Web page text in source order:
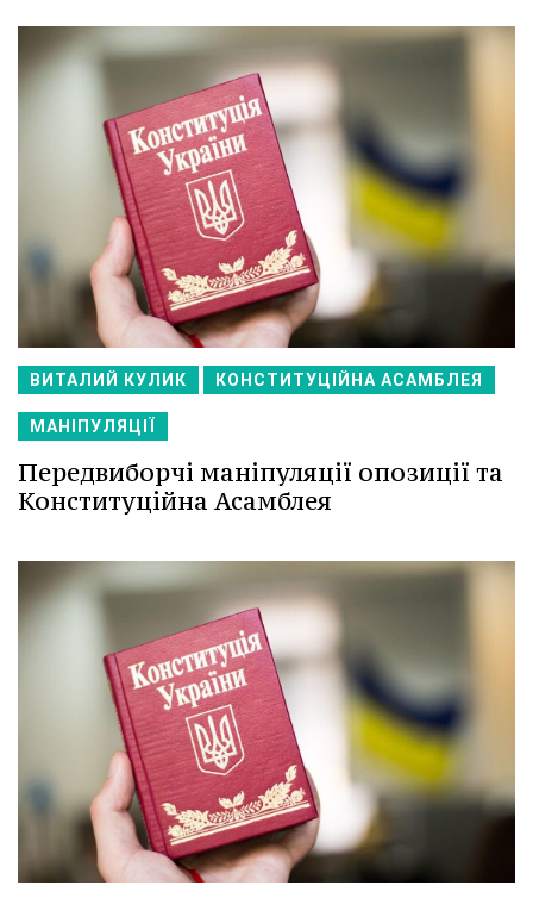
ВИТАЛИЙ КУЛИК КОНСТИТУЦІЙНА АСАМБЛЕЯ
МАНІПУЛЯЦІЇ
Передвиборчі маніпуляції опозиції та
Конституційна Асамблея